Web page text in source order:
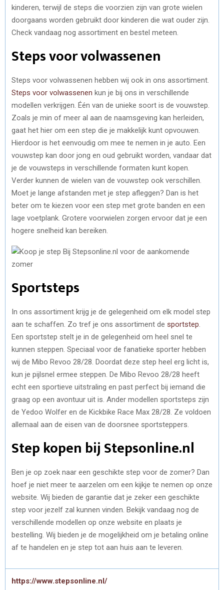
kinderen, terwijl de steps die voorzien zijn van grote wielen
doorgaans worden gebruikt door kinderen die wat ouder zijn.
Check vandaag nog assortiment en bestel meteen.
Steps voor volwassenen
Steps voor volwassenen hebben wij ook in ons assortiment.
Steps voor volwassenen kun je bij ons in verschillende
modellen verkrijgen. Één van de unieke soort is de vouwstep.
Zoals je min of meer al aan de naamsgeving kan herleiden,
gaat het hier om een step die je makkelijk kunt opvouwen.
Hierdoor is het eenvoudig om mee te nemen in je auto. Een
vouwstep kan door jong en oud gebruikt worden, vandaar dat
je de vouwsteps in verschillende formaten kunt kopen.
Verder kunnen de wielen van de vouwstep ook verschillen.
Moet je lange afstanden met je step afleggen? Dan is het
beter om te kiezen voor een step met grote banden en een
lage voetplank. Grotere voorwielen zorgen ervoor dat je een
hogere snelheid kan bereiken.
Sportsteps
In ons assortiment krijg je de gelegenheid om elk model step
aan te schaffen. Zo tref je ons assortiment de sportstep
Een sportstep stelt je in de gelegenheid om heel snel te
kunnen steppen. Speciaal voor de fanatieke sporter hebben
wij de Mibo Revoo 28/28. Doordat deze step heel erg licht is,
kun je pijlsnel ermee steppen. De Mibo Revoo 28/28 heeft
echt een sportieve uitstraling en past perfect bij iemand die
graag op een avontuur uit is. Ander modellen sportsteps zijn
de Yedoo Wolfer en de Kickbike Race Max 28/28. Ze voldoen
allemaal aan de eisen van de doorsnee sportsteppers.
Step kopen bij Stepsonline.nl
Ben je op zoek naar een geschikte step voor de zomer? Dan
hoef je niet meer te aarzelen om een kijkje te nemen op onze
website. Wij bieden de garantie dat je zeker een geschikte
step voor jezelf zal kunnen vinden. Bekijk vandaag nog de
verschillende modellen op onze website en plaats je
bestelling. Wij bieden je de mogelijkheid om je betaling online
af te handelen en je step tot aan huis aan te leveren.
https://www.stepsonline.nl/